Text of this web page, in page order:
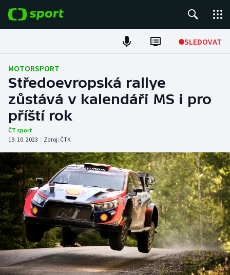
SLEDOVAT
Fotbal
Hokej
Tenis
Atletika
Cyklistika
DALŠÍ SPORTY
Americký fotbal
Baseball a softbal
Basketbal
NEPŘEHLÉDNĚTE
Soutěže
Historické návraty
MOTORSPORT
Středoevropská rallye
zůstává v kalendáři MS i pro
příští rok
ČT sport
19. 10. 2023 | Zdroj: ČTK